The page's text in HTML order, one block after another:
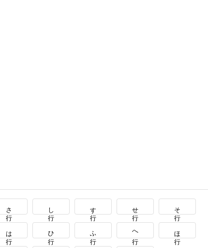
さ行 し行 す行 せ行 そ行
は行 ひ行 ふ行 へ行 ほ行